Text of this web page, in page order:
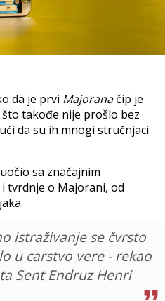
da je prvi Majoranačip je
takođe nije prošlo bez
da su ih mnogi stručnjaci
sa značajnim
tvrdnje o Majorani, od
istraživanje se čvrsto
u carstvo vere - rekao
Sent Endruz Henri